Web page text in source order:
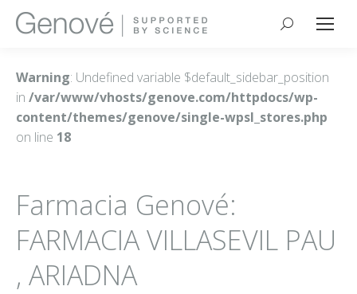
Buscar:
Warning: Undefined variable $default_sidebar_position
in /var/www/vhosts/genove.com/httpdocs/wp-
content/themes/genove/single-wpsl_stores.php
on line 18
Farmacia Genové:
FARMACIA VILLASEVIL PAU
, ARIADNA